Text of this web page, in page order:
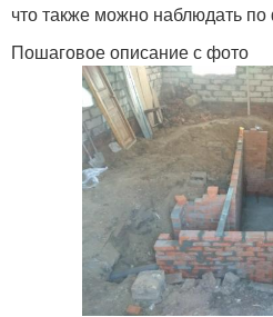
что также можно наблюдать
Пошаговое описание с фото